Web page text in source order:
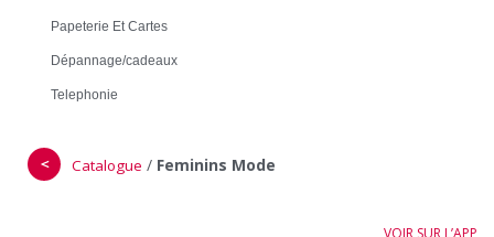
Papeterie Et Cartes
Dépannage/cadeaux
Telephonie
＜ Catalogue / Feminins Mode
VOIR SUR L’APP